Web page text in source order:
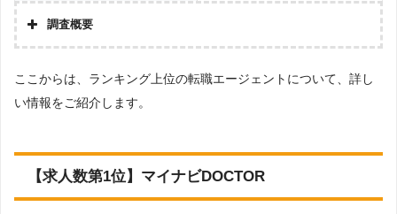
4 e-doctor
リクルートドクターズキャ
リア
エムスリーキャリアエージ
ェント
9
ドクターエージェントキャ
115件
調査概要
調査対象とした転職エ
ージェントについて
Googleで「医師 転職エージェント」という検索ワ
人数をカウントしました。
調査日 2022年12月4日
ここからは、ランキング上位の転職エージェントについて、詳し
い情報をご紹介します。
【求人数第1位】マイナビDOCTOR